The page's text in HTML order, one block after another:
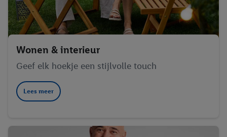
Wonen & interieur
Geef elk hoekje een stijlvolle touch
Lees meer